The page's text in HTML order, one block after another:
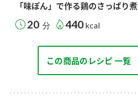
「味ぽん」で作る鶏のさっぱり煮
20 分 440 kcal
この商品のレシピ 一覧